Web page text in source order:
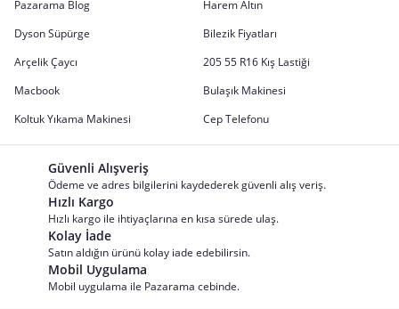
Pazarama Blog
Harem Altın
Dyson Süpürge
Bilezik Fiyatları
Arçelik Çaycı
205 55 R16 Kış Lastiği
Macbook
Bulaşık Makinesi
Koltuk Yıkama Makinesi
Cep Telefonu
Güvenli Alışveriş
Ödeme ve adres bilgilerini kaydederek güvenli alış veriş.
Hızlı Kargo
Hızlı kargo ile ihtiyaçlarına en kısa sürede ulaş.
Kolay İade
Satın aldığın ürünü kolay iade edebilirsin.
Mobil Uygulama
Mobil uygulama ile Pazarama cebinde.